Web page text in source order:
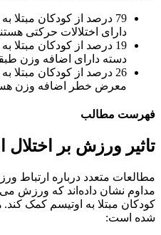
79 درصد از کودکان مبتلا
دارای اختلالات حرکتی
19 درصد از کودکان مبتلا
دسته دارای اضافه وزن
26 درصد از کودکان مبتلا
معرض خطر اضافه وزن
فهرست مطالب
تاثیر ورزش بر اختلال
مطالعات متعدد درباره ارتباط
مداوم نشان داده‌اند که ورزش
کودکان مبتلا به اوتیسم کمک
شده است: